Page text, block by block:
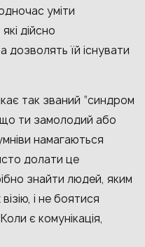
уміти
дійсно
дозволять їй існувати
так званий “синдром
ти замолодий або
намагаються
долати це
знайти людей, яким
і не боятися
є комунікація,